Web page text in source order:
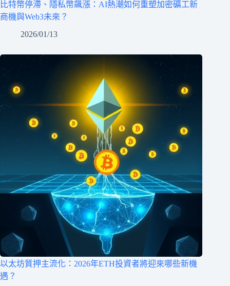
比特幣停滯、隱私幣飆漲：AI熱潮如何重塑加密礦工新
商機與Web3未來？
2026/01/13
以太坊質押主流化：2026年ETH投資者將迎來哪些新機
遇？